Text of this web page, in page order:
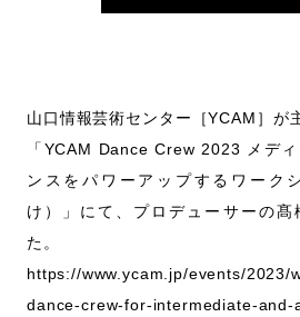
山口情報芸術センター［YCAM］が
「YCAM Dance Crew 2023 メデ
ンスをパワーアップするワーク
け）」にて、プロデューサーの髙
た。
https://www.ycam.jp/events/2023/
dance-crew-for-intermediate-and-